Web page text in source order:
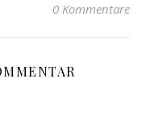
0 Kommentare